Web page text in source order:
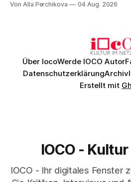
Genau so war der Abend im
Von Alla Perchikova 04 Aug. 2026
Über IocoWerde IOCO Autor
DatenschutzerklärungArchiv
Erstellt mit
IOCO -
IOCO - Ihr digitales Fenster